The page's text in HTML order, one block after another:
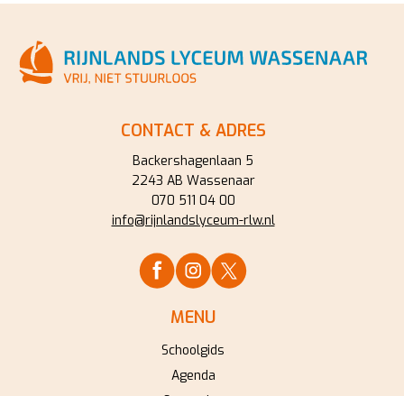
CONTACT & ADRES
Backershagenlaan 5
2243 AB Wassenaar
070 511 04 00
info@rijnlandslyceum-rlw.nl
MENU
Schoolgids
Agenda